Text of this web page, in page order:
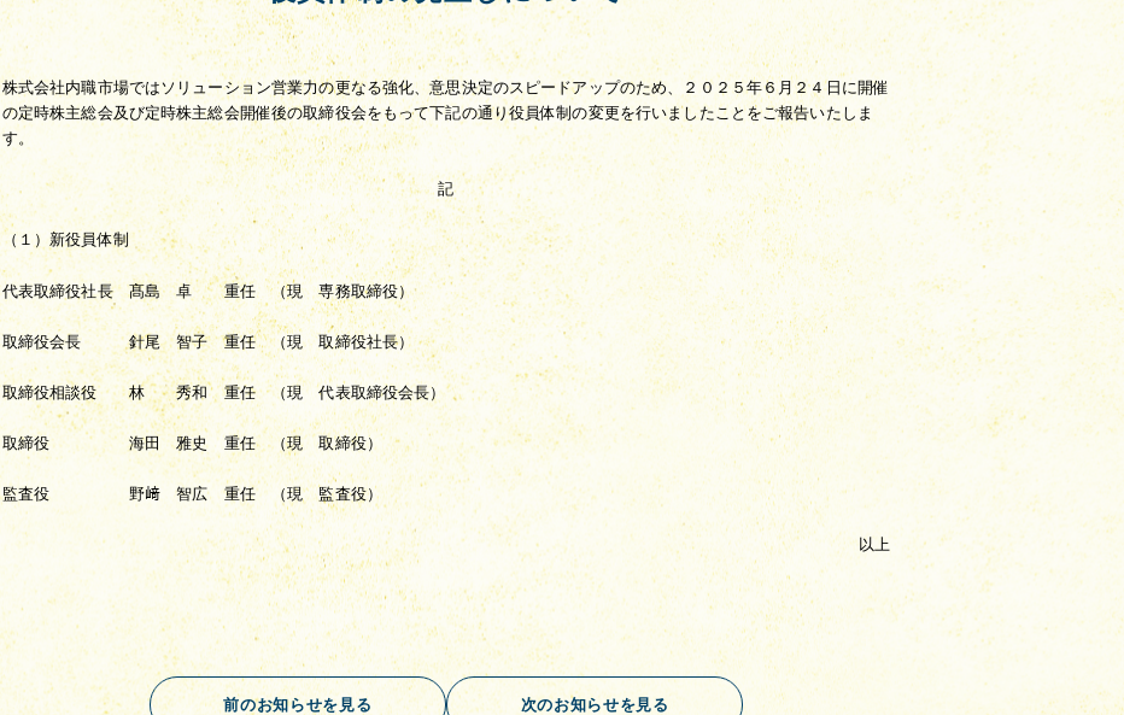
株式会社内職市場ではソリューション営業力の更なる強化、意思決定のスピードアップのため、２０２５年６月２４日に開催
の定時株主総会及び定時株主総会開催後の取締役会をもって下記の通り役員体制の変更を行いましたことをご報告いたしま
す。
記
（１）新役員体制
代表取締役社長　髙島　卓　　重任　（現　専務取締役）
取締役会長　　　針尾　智子　重任　（現　取締役社長）
取締役相談役　　林　　秀和　重任　（現　代表取締役会長）
取締役　　　　　海田　雅史　重任　（現　取締役）
監査役　　　　　野﨑　智広　重任　（現　監査役）
以上
前のお知らせを見る 次のお知らせを見る